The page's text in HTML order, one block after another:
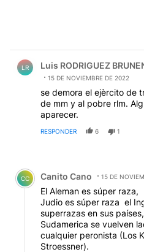
LR Luis RODRIGUEZ
15 DE NOVIEMBRE DE 2022
se demora el ejèrcito de
de mm y al pobre rlm.
aparecer.
RESPONDER 6 1
Comentario de Canito Cano.
CC Canito Cano 15 DE
El Aleman es súper
Judio es súper raza el
superrazas en sus
Sudamerica se vuelven
cualquier peronista (Los
Stroessner).